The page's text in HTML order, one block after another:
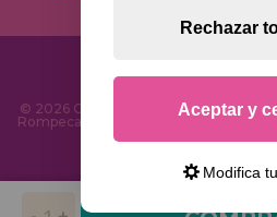
© 2026 CasaDelPuzzle.com - Tienda
Rompecabezas en Internet. Entrega
Rechazar
Aceptar y
Modifica